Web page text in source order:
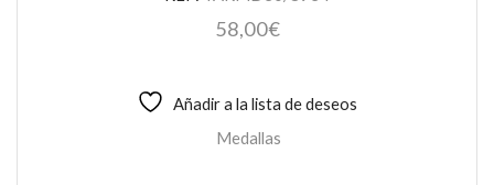
58,00€
Añadir a la lista de deseos
Medallas